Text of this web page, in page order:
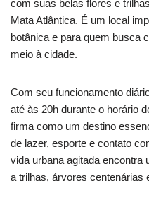
com suas belas flores e
Mata Atlântica. É um local
botânica e para quem busca
meio à cidade.
Com seu funcionamento
até às 20h durante o horário
firma como um destino
de lazer, esporte e contato
vida urbana agitada
a trilhas, árvores centenárias